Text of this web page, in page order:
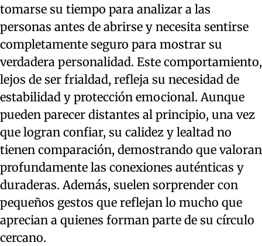
tomarse su tiempo para analizar a las
personas antes de abrirse y necesita sentirse
completamente seguro para mostrar su
verdadera personalidad. Este comportamiento,
lejos de ser frialdad, refleja su necesidad de
estabilidad y protección emocional. Aunque
pueden parecer distantes al principio, una vez
que logran confiar, su calidez y lealtad no
tienen comparación, demostrando que valoran
profundamente las conexiones auténticas y
duraderas. Además, suelen sorprender con
pequeños gestos que reflejan lo mucho que
aprecian a quienes forman parte de su círculo
cercano.